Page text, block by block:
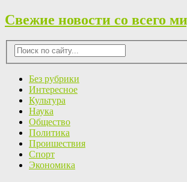
Свежие новости со всего
Без рубрики
Интересное
Культура
Наука
Общество
Политика
Проишествия
Спорт
Экономика